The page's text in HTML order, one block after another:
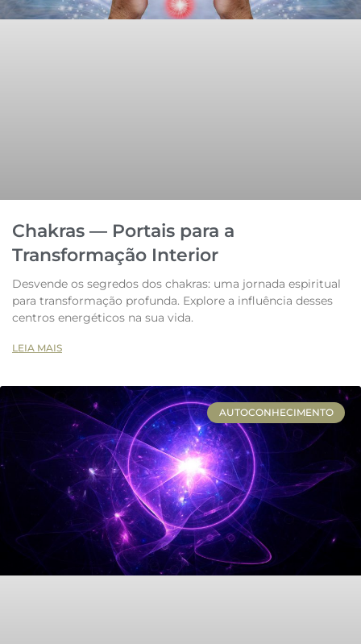
Chakras — Portais para a
Transformação Interior
Desvende os segredos dos chakras: uma jornada espiritual
para transformação profunda. Explore a influência desses
centros energéticos na sua vida.
LEIA MAIS
AUTOCONHECIMENTO